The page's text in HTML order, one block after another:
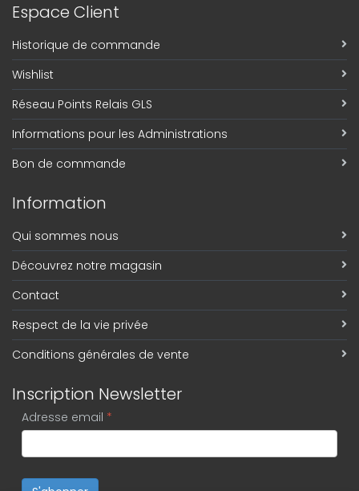
Espace Client
Historique de commande
Wishlist
Réseau Points Relais GLS
Informations pour les Administrations
Bon de commande
Information
Qui sommes nous
Découvrez notre magasin
Contact
Respect de la vie privée
Conditions générales de vente
Inscription Newsletter
Adresse email *